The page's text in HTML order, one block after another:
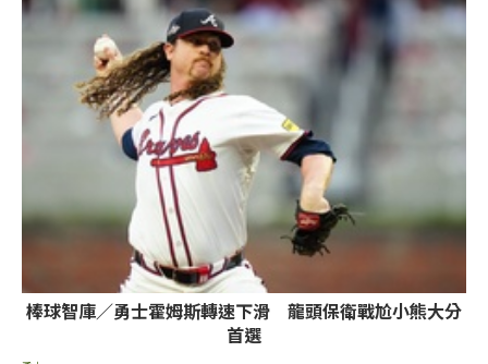
棒球智庫／勇士霍姆斯轉速下滑 龍頭保衛戰尬小熊大分